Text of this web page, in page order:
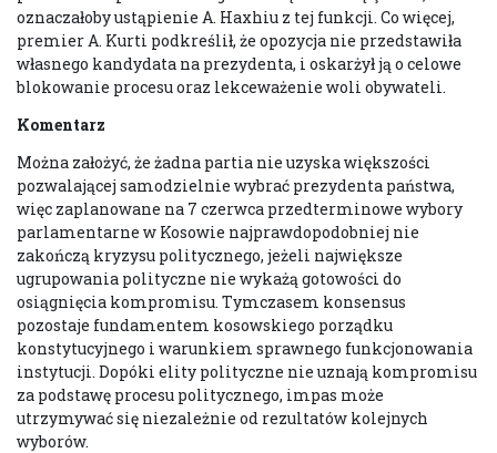
oznaczałoby ustąpienie A. Haxhiu z tej funkcji. Co więcej,
premier A. Kurti podkreślił, że opozycja nie przedstawiła
własnego kandydata na prezydenta, i oskarżył ją o celowe
blokowanie procesu oraz lekceważenie woli obywateli.
Komentarz
Można założyć, że żadna partia nie uzyska większości
pozwalającej samodzielnie wybrać prezydenta państwa,
więc zaplanowane na 7 czerwca przedterminowe wybory
parlamentarne w Kosowie najprawdopodobniej nie
zakończą kryzysu politycznego, jeżeli największe
ugrupowania polityczne nie wykażą gotowości do
osiągnięcia kompromisu. Tymczasem konsensus
pozostaje fundamentem kosowskiego porządku
konstytucyjnego i warunkiem sprawnego funkcjonowania
instytucji. Dopóki elity polityczne nie uznają kompromisu
za podstawę procesu politycznego, impas może
utrzymywać się niezależnie od rezultatów kolejnych
wyborów.